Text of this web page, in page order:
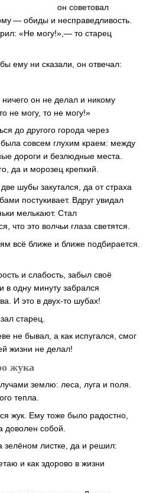
он советовал
— обиды и несправедливость.
«Не могу!»,— то старец
ему ни сказали, он отвечал:
он не делал и никому
не могу, то не могу!»
до другого города через
совсем глухим краем: между
дороги и безлюдные места.
да и морозец крепкий.
шубы закутался, да от страха
постукивает. Вдруг увидал
мелькают. Стал
что это волчьи глаза светятся.
всё ближе и ближе подбирается.
и слабость, забыл своё
в одну минуту забрался
И это в двух-то шубах!
старец.
не бывал, а как испугался, смог
жизни не делал!
жука
землю: леса, луга и поля.
тепла.
жук. Ему тоже было радостно,
доволен собой.
зелёном листке, да и решил:
и как здорово в жизни